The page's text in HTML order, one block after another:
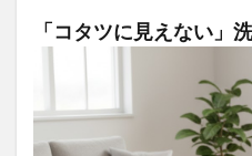
「コタツに見えない」